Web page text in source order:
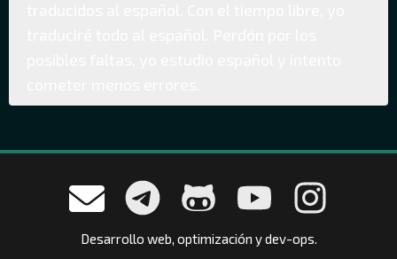
Desarrollo web, optimización y dev-ops.